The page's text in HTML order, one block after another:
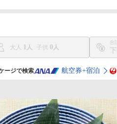
大人 1 子供 0
合
ージで検索 航空券+宿泊